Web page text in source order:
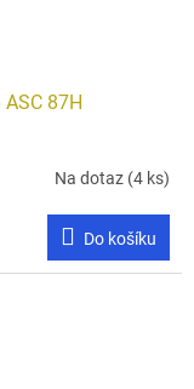
87H
Na dotaz (4 ks)
Do košíku